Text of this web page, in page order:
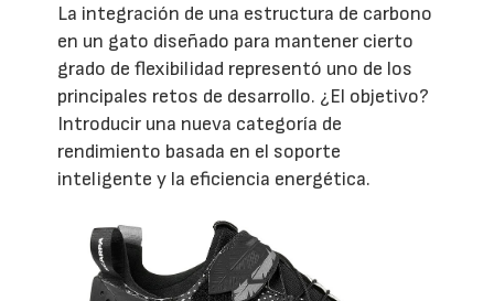
La integración de una estructura de carbono
en un gato diseñado para mantener cierto
grado de flexibilidad representó uno de los
principales retos de desarrollo. ¿El objetivo?
Introducir una nueva categoría de
rendimiento basada en el soporte
inteligente y la eficiencia energética.